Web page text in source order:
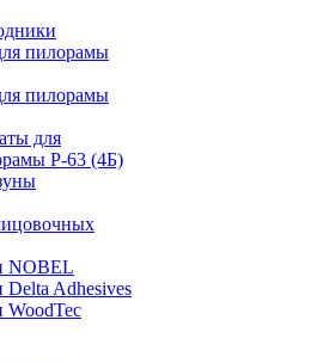
пилорамы
пилорамы
для
Р-63 (4Б)
NOBEL
Delta Adhesives
WoodTec